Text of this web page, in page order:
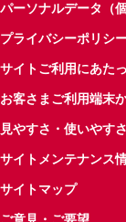
パーソナルデータ（
プライバシーポリシ
サイトご利用にあた
お客さまご利用端末
見やすさ・使いやす
サイトメンテナンス
サイトマップ